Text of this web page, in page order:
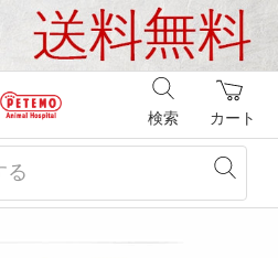
カート
検索